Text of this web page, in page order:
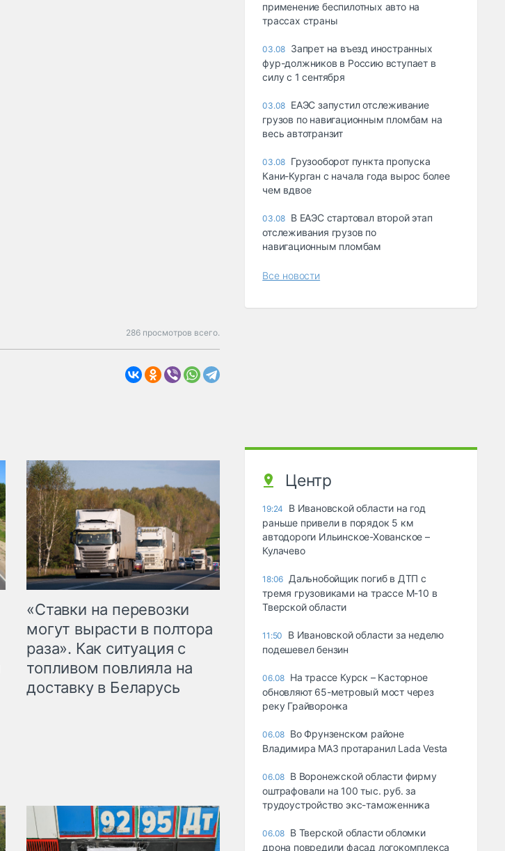
286 просмотров всего.
«Ставки на перевозки
могут вырасти в полтора
раза». Как ситуация с
топливом повлияла на
доставку в Беларусь
применение беспилотных авто на
трассах страны
03.08 Запрет на въезд иностранных
фур-должников в Россию вступает в
силу с 1 сентября
03.08 ЕАЭС запустил отслеживание
грузов по навигационным пломбам на
весь автотранзит
03.08 Грузооборот пункта пропуска
Кани-Курган с начала года вырос более
чем вдвое
03.08 В ЕАЭС стартовал второй этап
отслеживания грузов по
навигационным пломбам
Все новости
Центр
19:24
В Ивановской области на год
раньше привели в порядок 5 км
автодороги Ильинское-Хованское –
Кулачево
18:06 Дальнобойщик погиб в ДТП с
тремя грузовиками на трассе М-10 в
Тверской области
11:50
В Ивановской области за неделю
подешевел бензин
06.08 На трассе Курск – Касторное
обновляют 65-метровый мост через
реку Грайворонка
06.08 Во Фрунзенском районе
Владимира МАЗ протаранил Lada Vesta
06.08 В Воронежской области фирму
оштрафовали на 100 тыс. руб. за
трудоустройство экс-таможенника
06.08 В Тверской области обломки
дрона повредили фасад логокомплекса